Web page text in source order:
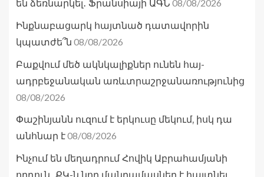
են ձեռնարկել․ Ֆրանսիայի ԱԳՆ 08/08/2026
Ինքնաբացարկ հայտնած դատավորին
կպատժե՞ն 08/08/2026
Բաքվում մեծ ակնկալիքներ ունեն հայ-
ադրբեջանական առևտրաշրջանառությունից
08/08/2026
Փաշինյանն ուզում է երկուսը մեկում, իսկ դա
անհնար է08/08/2026
Ինչում են մեղադրում Հովիկ Աբրահամյանի